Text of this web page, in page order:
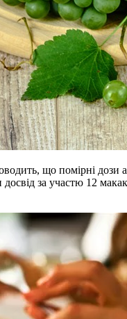
що помірні дози
за участю 12